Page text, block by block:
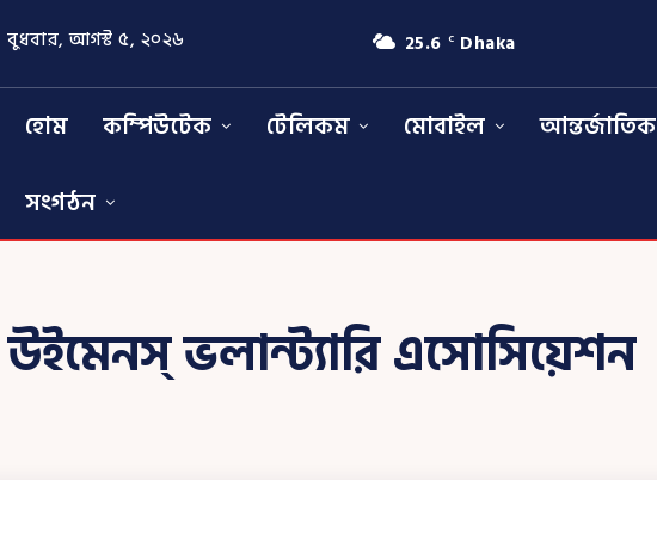
বুধবার, আগস্ট ৫, ২০২৬ 25.6 C Dhaka
হোম কম্পিউটেক টেলিকম মোবাইল আন্তর্জাতিক
সংগঠন
উইমেনস্ ভলান্ট্যারি এসোসিয়েশন